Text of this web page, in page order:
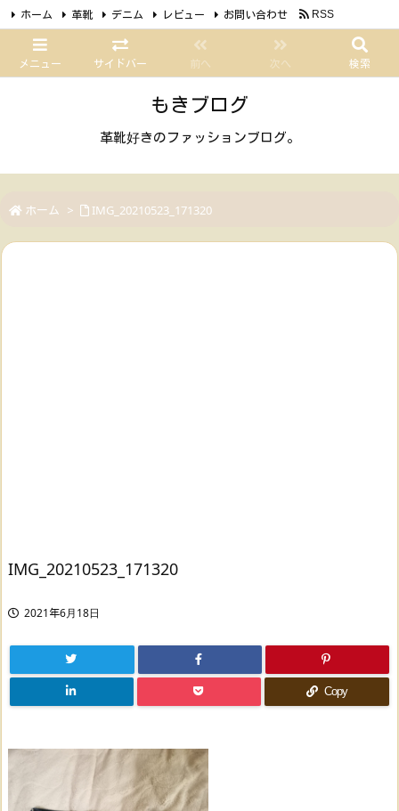
メニュー サイドバー 前へ 次へ 検索
ホーム 革靴 デニム レビュー お問い合わせ RSS
Feedly
もきブログ
革靴好きのファッションブログ。
ホーム > IMG_20210523_171320
IMG_20210523_171320
2021年6月18日
Copy